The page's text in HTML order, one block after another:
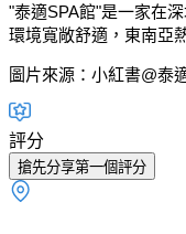
"泰適SPA館"是一家在
環境寬敞舒適，東南亞
圖片來源：小紅書@泰
評分
搶先分享第一個評分